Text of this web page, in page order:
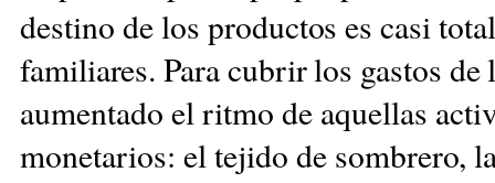
destino de los productos es casi
familiares. Para cubrir los gastos
aumentado el ritmo de aquellas
monetarios: el tejido de sombrero,